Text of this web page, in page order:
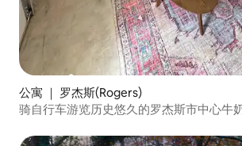
公寓 ｜ 罗杰斯(Rogers)
骑自行车游览历史悠久的罗杰斯市中心牛